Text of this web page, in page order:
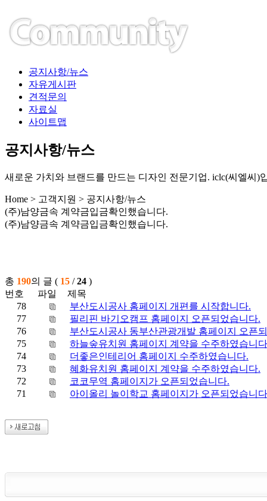
공지사항/뉴스
자유게시판
견적문의
자료실
사이트맵
공지사항/뉴스
새로운 가치와 브랜드를 만드는 디자인 전문기업. iclc(씨엘씨)
Home > 고객지원 > 공지사항/뉴스
(주)남양금속 계약금입금확인했습니다.
(주)남양금속 계약금입금확인했습니다.
총 190의 글 ( 15 /24 )
번호
파일
제목
78
부산도시공사 홈페이지 개편를 시작합니다.
77
필리핀 바기오캠프 홈페이지 오픈되었습니다.
76
부산도시공사 동부산관광개발 홈페이지 오픈
75
하늘숲유치원 홈페이지 계약을 수주하였습니다
74
더좋은인테리어 홈페이지 수주하였습니다.
73
혜화유치원 홈페이지 계약을 수주하였습니다.
72
코코무역 홈페이지가 오픈되었습니다.
71
아이올리 놀이학교 홈페이지가 오픈되었습니다